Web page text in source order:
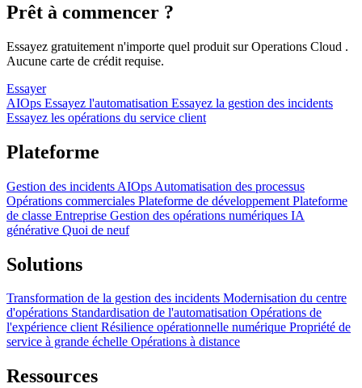
Prêt à commencer ?
Essayez gratuitement n'importe quel produit sur Operations Cloud .
Aucune carte de crédit requise.
Essayer
AIOps Essayez l'automatisation Essayez la gestion des incidents
Essayez les opérations du service client
Plateforme
Gestion des incidents AIOps Automatisation des processus
Opérations commerciales Plateforme de développement Plateforme
de classe Entreprise Gestion des opérations numériques IA
générative Quoi de neuf
Solutions
Transformation de la gestion des incidents Modernisation du centre
d'opérations Standardisation de l'automatisation Opérations de
l'expérience clientRésilience opérationnelle numérique Propriété de
service à grande échelle Opérations à distance
Ressources